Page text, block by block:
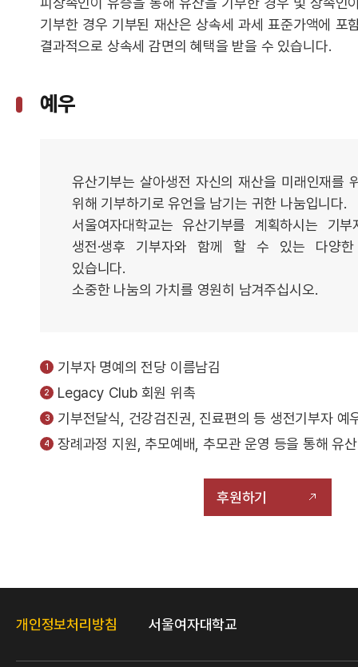
기부한 경우 기부된 재산은 상속세 과세 표준가액에 포
결과적으로 상속세 감면의 혜택을 받을 수 있습니다.
예우
유산기부는 살아생전 자신의 재산을 미래인재를
위해 기부하기로 유언을 남기는 귀한 나눔입니다.
서울여자대학교는 유산기부를 계획하시는 기
생전·생후 기부자와 함께 할 수 있는 다양
있습니다.
소중한 나눔의 가치를 영원히 남겨주십시오.
기부자 명예의 전당 이름남김
Legacy Club 회원 위촉
기부전달식, 건강검진권, 진료편의 등 생전기부자 예
장례과정 지원, 추모예배, 추모관 운영 등을 통해 유
후원하기
개인정보처리방침 서울여자대학교